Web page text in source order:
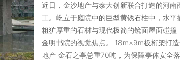
近日，金沙地产与泰大创新联合打造的河
工。屹立于庭院中的巨型黄锈石柱中，水平
粗犷厚重的石材与现代极简的镜面屋面碰撞
金明书院的视觉焦点。 18m×9m板桁架打
地产 金石之亭总重70吨，为保障亭体安全